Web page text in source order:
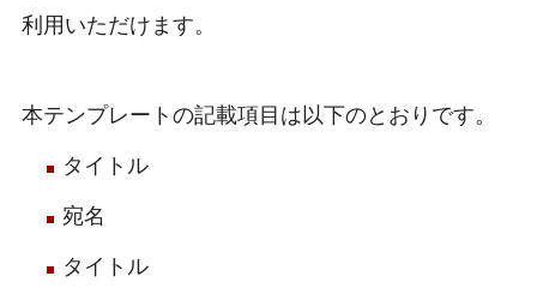
利用いただけます。
本テンプレートの記載項目は以下のとおりです。
タイトル
宛名
タイトル